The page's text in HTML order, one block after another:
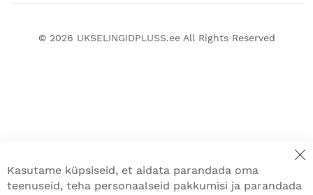
© 2026 UKSELINGIDPLUSS.eeAll Rights Reserved
Kasutame küpsiseid, et aidata parandada oma
teenuseid, teha personaalseid pakkumisi ja parandada